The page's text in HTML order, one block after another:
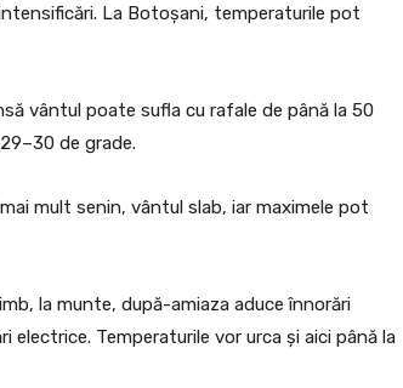
La Botoșani, temperaturile pot
vântul poate sufla cu rafale de până la 50
de grade.
mult senin, vântul slab, iar maximele pot
la munte, după-amiaza aduce înnorări
Temperaturile vor urca și aici până la